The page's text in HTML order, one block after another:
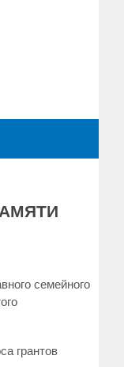
семейного
грантов